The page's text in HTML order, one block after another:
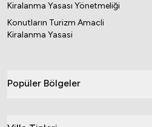
Kiralanma Yasası Yönetmeliği
Konutların Turizm Amacli
Kiralanma Yasasi
Popüler Bölgeler